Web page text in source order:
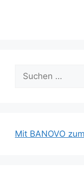
Suche
nach:
Mit BANOVO